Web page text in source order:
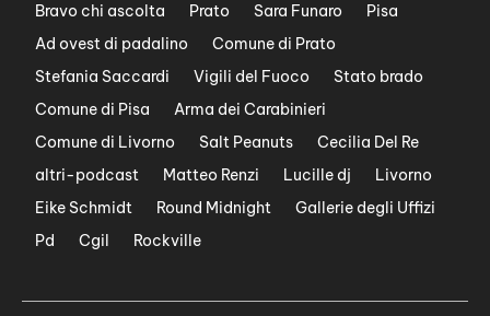
Bravo chi ascolta
Prato Sara Funaro
Pisa
Ad ovest di padalino
Comune di Prato
Stefania Saccardi
Vigili del Fuoco
Stato brado
Comune di Pisa
Arma dei Carabinieri
Comune di Livorno
Salt Peanuts
Cecilia Del Re
altri-podcast
Matteo Renzi Lucille dj
Livorno
Eike Schmidt
Round Midnight
Gallerie degli Uffizi
Pd
Cgil Rockville